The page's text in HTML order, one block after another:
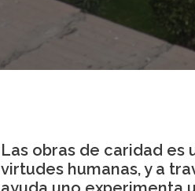
Las obras de caridad es
virtudes humanas, y a